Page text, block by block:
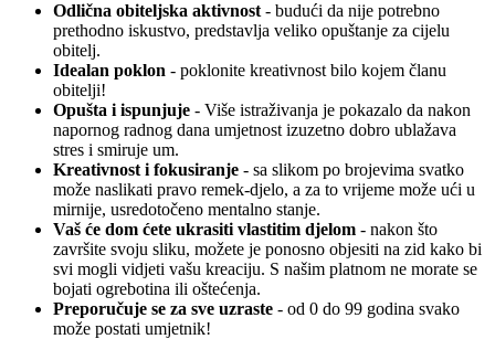
Odlična obiteljska aktivnost - budući da nije potrebno
prethodno iskustvo, predstavlja veliko opuštanje za cijelu
obitelj.
Idealan poklon - poklonite kreativnost bilo kojem članu
obitelji!
Opušta i ispunjuje - Više istraživanja je pokazalo da nakon
napornog radnog dana umjetnost izuzetno dobro ublažava
stres i smiruje um.
Kreativnost i fokusiranje - sa slikom po brojevima svatko
može naslikati pravo remek-djelo, a za to vrijeme može ući u
mirnije, usredotočeno mentalno stanje.
Vaš će dom ćete ukrasiti vlastitim djelom - nakon što
završite svoju sliku, možete je ponosno objesiti na zid kako bi
svi mogli vidjeti vašu kreaciju. S našim platnom ne morate se
bojati ogrebotina ili oštećenja.
Preporučuje se za sve uzraste - od 0 do 99 godina svako
može postati umjetnik!